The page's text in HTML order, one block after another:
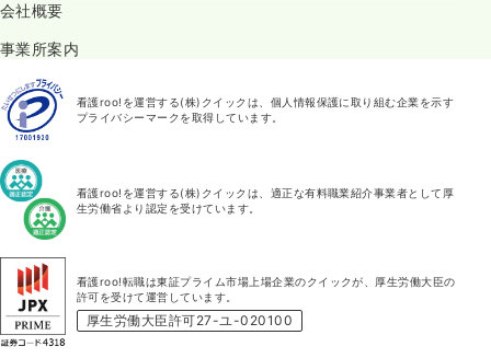
会社概要
事業所案内
看護roo!を運営する(株)クイックは、個人情報保護に取り組む企業を示す
プライバシーマークを取得しています。
看護roo!を運営する(株)クイックは、適正な有料職業紹介事業者として厚
生労働省より認定を受けています。
看護roo!転職は東証プライム市場上場企業のクイックが、厚生労働大臣の
許可を受けて運営しています。
厚生労働大臣許可27-ユ-020100